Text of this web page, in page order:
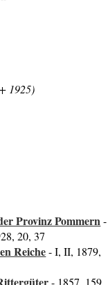
1925)
Provinz Pommern-
20, 37
Reiche- I, II, 1879,
- 1857, 159,